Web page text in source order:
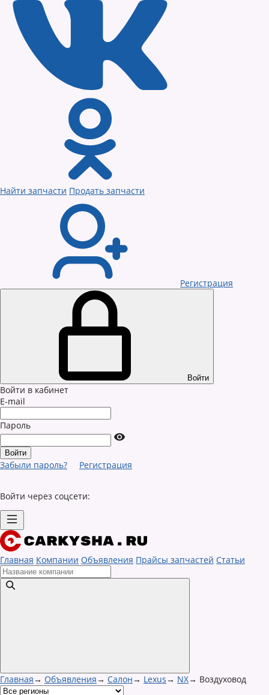
Найти запчасти Продать запчасти
Регистрация
Войти
Войти в кабинет
E-mail
Пароль
Забыли пароль? Регистрация
Войти через соцсети:
Главная Компании Объявления Прайсы запчастей Статьи
Главная→ Объявления→ Салон→ Lexus→ NX→ Воздуховод